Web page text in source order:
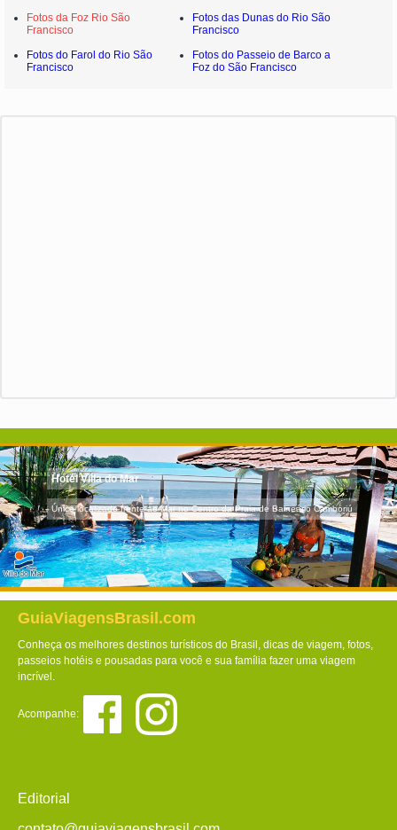
Fotos da Foz Rio São
Francisco
Fotos das Dunas do Rio São
Francisco
Fotos do Farol do Rio São
Francisco
Fotos do Passeio de Barco a
Foz do São Francisco
Hotel Villa do Mar
Único localizado frente ao Mar no Centro da Praia de Balneário Camboriú
GuiaViagensBrasil.com
Conheça os melhores destinos turísticos do Brasil, dicas de viagem, fotos,
passeios hotéis e pousadas para você e sua família fazer uma viagem
incrível.
Acompanhe:
Editorial